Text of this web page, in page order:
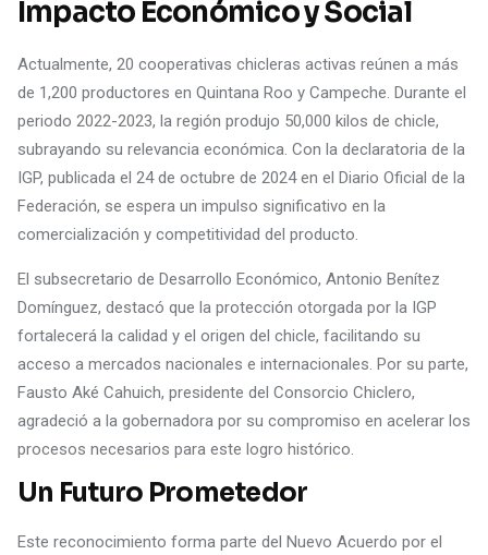
Impacto Económico y Social
Actualmente, 20 cooperativas chicleras activas reúnen a más
de 1,200 productores en Quintana Roo y Campeche. Durante el
periodo 2022-2023, la región produjo 50,000 kilos de chicle,
subrayando su relevancia económica. Con la declaratoria de la
IGP, publicada el 24 de octubre de 2024 en el Diario Oficial de la
Federación, se espera un impulso significativo en la
comercialización y competitividad del producto.
El subsecretario de Desarrollo Económico, Antonio Benítez
Domínguez, destacó que la protección otorgada por la IGP
fortalecerá la calidad y el origen del chicle, facilitando su
acceso a mercados nacionales e internacionales. Por su parte,
Fausto Aké Cahuich, presidente del Consorcio Chiclero,
agradeció a la gobernadora por su compromiso en acelerar los
procesos necesarios para este logro histórico.
Un Futuro Prometedor
Este reconocimiento forma parte del Nuevo Acuerdo por el